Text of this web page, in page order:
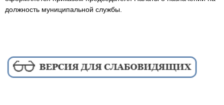
должность муниципальной службы.